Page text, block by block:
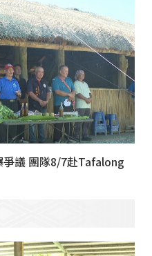
爭議 團隊8/7赴Tafalong